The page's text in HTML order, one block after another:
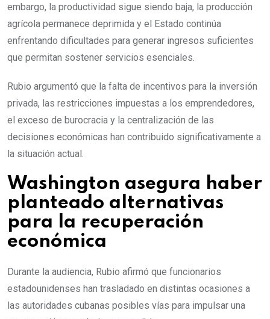
embargo, la productividad sigue siendo baja, la producción
agrícola permanece deprimida y el Estado continúa
enfrentando dificultades para generar ingresos suficientes
que permitan sostener servicios esenciales.
Rubio argumentó que la falta de incentivos para la inversión
privada, las restricciones impuestas a los emprendedores,
el exceso de burocracia y la centralización de las
decisiones económicas han contribuido significativamente a
la situación actual.
Washington asegura haber
planteado alternativas
para la recuperación
económica
Durante la audiencia, Rubio afirmó que funcionarios
estadounidenses han trasladado en distintas ocasiones a
las autoridades cubanas posibles vías para impulsar una